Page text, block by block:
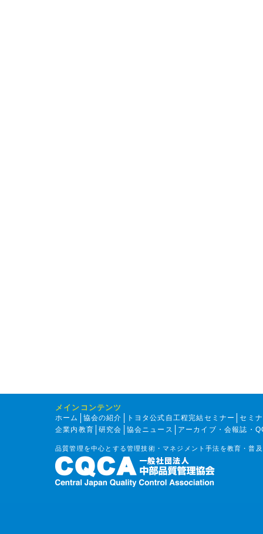
メインコンテンツ
ホーム 協会の紹介 トヨタ公式自工程完結セミナー
セミ
企業内教育
研究会 協会ニュース アーカイブ・会報誌・
品質管理を中心とする管理技術・マネジメント手法を教育・普